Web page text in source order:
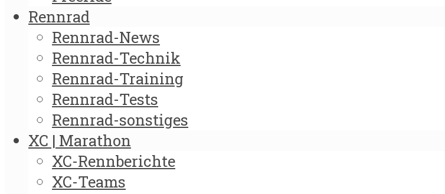
Rennrad
Rennrad-News
Rennrad-Technik
Rennrad-Training
Rennrad-Tests
Rennrad-sonstiges
XC | Marathon
XC-Rennberichte
XC-Teams